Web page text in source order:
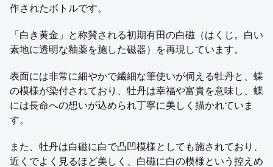
作されたボトルです。
「白き黄金」と称賛される初期有田の白磁（はくじ。白い
素地に透明な釉薬を施した磁器）を再現しています。
表面には非常に細やかで繊細な筆使いが伺える牡丹と、蝶
の模様が染付されており、牡丹は幸福や富貴を意味し、蝶
には長命への想いが込められ丁寧に美しく描かれていま
す。
また、牡丹は白磁に白で凸凹模様としても施されており、
近くでよく見るほど美しく、白磁に白の模様という控えめ